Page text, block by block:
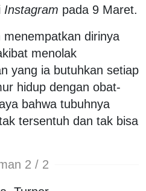
Instagram pada 9 Maret.
dirinya
menolak
yang ia butuhkan setiap
hidup dengan obat-
bahwa tubuhnya
tersentuh dan tak bisa
2 / 2